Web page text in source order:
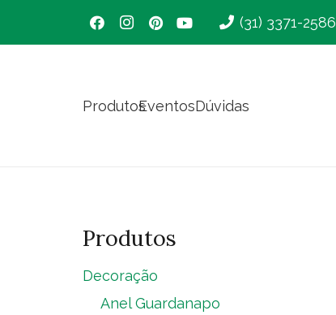
(31) 3371-2586
ProdutosEventosDúvidas
Produtos
Decoração
Anel Guardanapo